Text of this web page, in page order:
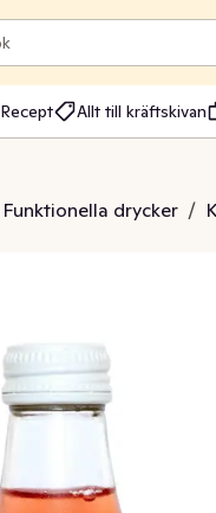
Recept Allt till kräftskivan
Funktionella drycker /